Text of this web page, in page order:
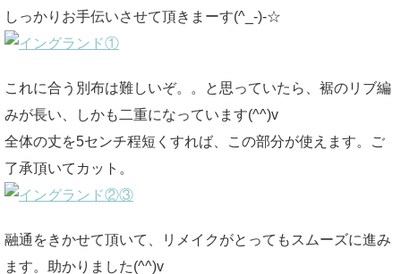
しっかりお手伝いさせて頂きまーす(^_-)-☆
これに合う別布は難しいぞ。。と思っていたら、裾のリブ編
みが長い、しかも二重になっています(^^)v
全体の丈を5センチ程短くすれば、この部分が使えます。ご
了承頂いてカット。
融通をきかせて頂いて、リメイクがとってもスムーズに進み
ます。助かりました(^^)v